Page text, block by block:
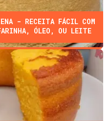
- RECEITA FÁCIL COM
ÓLEO, OU LEITE